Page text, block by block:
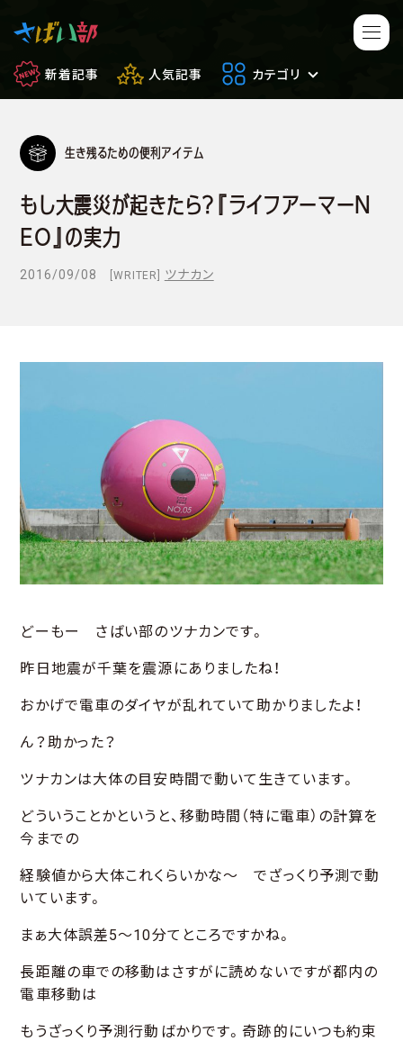
新着記事 人気記事 カテゴリ
マンガ・アニメ
ゲーム 日常のサバイバル
フィールドレビュー やってみた
生き残るための便利アイテム
もし大震災が起きたら？『ライフアーマーN
EO』の実力
2016/09/08 [WRITER] ツナカン
どーもー さばい部のツナカンです。
昨日地震が千葉を震源にありましたね！
おかげで電車のダイヤが乱れていて助かりましたよ！
ん？助かった？
ツナカンは大体の目安時間で動いて生きています。
どういうことかというと、移動時間（特に電車）の計算を
今までの
経験値から大体これくらいかな～ でざっくり予測で動
いています。
まぁ大体誤差5～10分てところですかね。
長距離の車での移動はさすがに読めないですが都内の
電車移動は
もうざっくり予測行動ばかりです。奇跡的にいつも約束